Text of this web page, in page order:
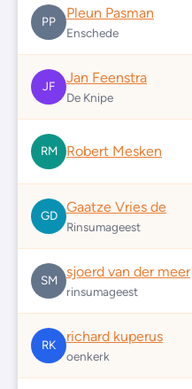
PP
Pleun Pasman
Enschede
JF
Jan Feenstra
De Knipe
RM Robert Mesken
GD
Gaatze Vries de
Rinsumageest
SM
sjoerd van der meer
rinsumageest
RK
richard kuperus
oenkerk